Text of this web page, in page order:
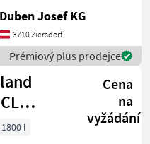
2.000 l,
OM 10-16
18-
24 m, Gittereinsatz, Gelen
Duben Josef KG
3710 Ziersdorf
Prémiový plus prodejce
G3
Cena
na
vyžádání
1800 l